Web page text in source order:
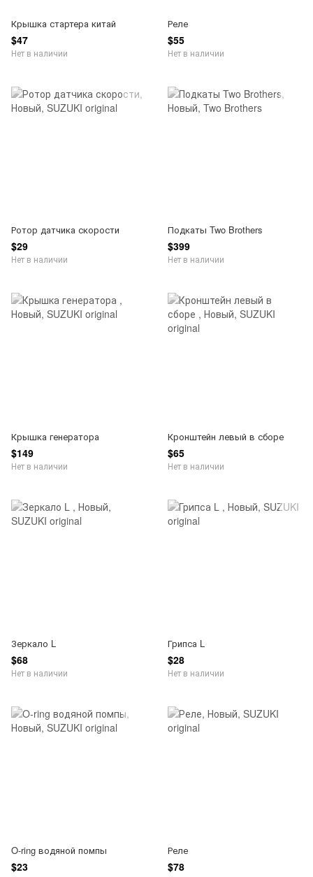
Крышка стартера китай
$47
Нет в наличии
Реле
$55
Нет в наличии
Ротор датчика скорости
$29
Нет в наличии
Подкаты Two Brothers
$399
Нет в наличии
Крышка генератора
$149
Нет в наличии
Кронштейн левый в сборе
$65
Нет в наличии
Зеркало L
$68
Нет в наличии
Грипса L
$28
Нет в наличии
O-ring водяной помпы
$23
Реле
$78